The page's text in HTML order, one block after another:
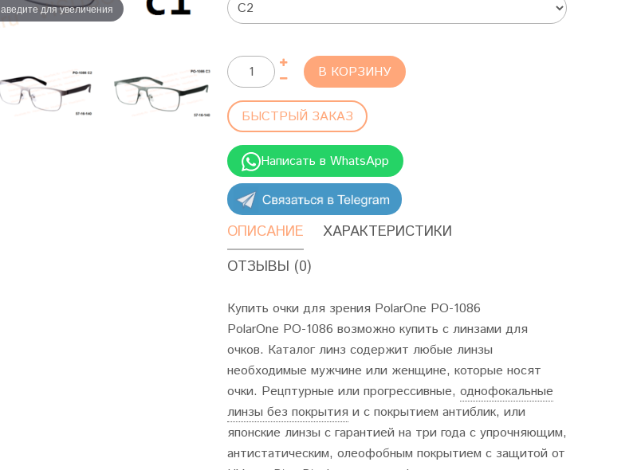
для увеличения
В КОРЗИНУ
БЫСТРЫЙ ЗАКАЗ
Написать в WhatsApp
ОПИСАНИЕ
ХАРАКТЕРИСТИКИ
ОТЗЫВЫ (0)
Купить очки для зрения PolarOne PO-1086
PolarOne PO-1086 возможно купить с линзами для
очков. Каталог линз содержит любые линзы
необходимые мужчине или женщине, которые носят
очки. Рецптурные или прогрессивные, однофокальные
линзы без покрытия и с покрытием антиблик, или
японские линзы с гарантией на три года с упрочняющим,
антистатическим, олеофобным покрытием с защитой от